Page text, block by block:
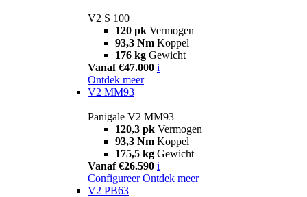
V2 S 100
120 pk Vermogen
93,3 Nm Koppel
176 kg Gewicht
Vanaf €47.000 i
Ontdek meer
V2 MM93
Panigale V2 MM93
120,3 pk Vermogen
93,3 Nm Koppel
175,5 kg Gewicht
Vanaf €26.590 i
Configureer Ontdek meer
V2 PB63